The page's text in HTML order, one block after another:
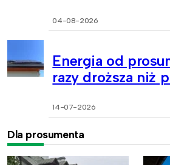
04-08-2026
Energia od
razy droższa niż
14-07-2026
Dla prosumenta